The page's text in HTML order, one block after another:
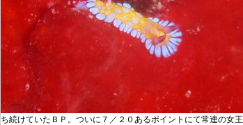
ち続けていたＢＰ。ついに７／２０あるポイントにて常連の女